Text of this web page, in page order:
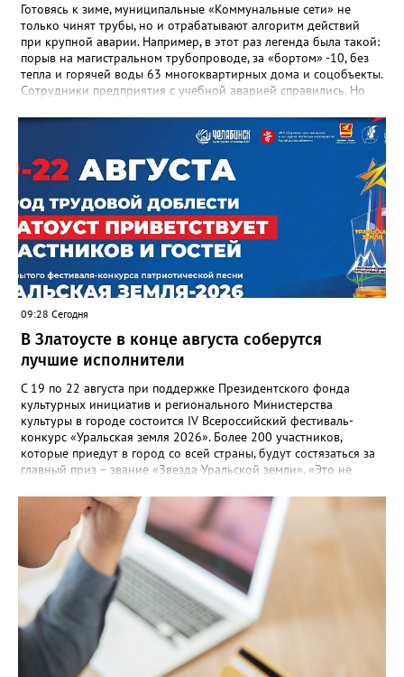
Готовясь к зиме, муниципальные «Коммунальные сети» не
только чинят трубы, но и отрабатывают алгоритм действий
при крупной аварии. Например, в этот раз легенда была такой:
порыв на магистральном трубопроводе, за «бортом» -10, без
тепла и горячей воды 63 многоквартирных дома и соцобъекты.
Сотрудники предприятия с учебной аварией справились. Но
отметили и недочёты. «Например, управляющие компании
несвоевременно приняли меры для предотвращения
“перемерзания” общей домовой тепловой сети
многоквартирного дома, отсутствовало взаимодействие с
ресурсоснабжающей организацией, ЕДДС и иными службами»,
— сообщила начальник Главного управления ГЖИ Ирина
Настенко. В следующий раз, рекомендовали в
Госжилинспекции, службы должны действовать слаженно. И
оперативно делиться информацией со всеми
заинтересованными – от поставщика тепла до конечных
потребителей.
09:28 Сегодня
В Златоусте в конце августа соберутся
лучшие исполнители
С 19 по 22 августа при поддержке Президентского фонда
культурных инициатив и регионального Министерства
культуры в городе состоится IV Всероссийский фестиваль-
конкурс «Уральская земля 2026». Более 200 участников,
которые приедут в город со всей страны, будут состязаться за
главный приз – звание «Звезда Уральской земли». «Это не
прослушивания участников, мастер-классы от ведущих
наставников, выступления победителей прошлых лет и
приглашённых артистов», - сообщает оргкомитет. Вход на все
фестивальные мероприятия будет свободным. В 2025 году в
фестивале участвовали 26 финалистов из городов
Челябинской, Свердловской, Курганской, Оренбургской
областей, Ханты-Мансийского автономного округа и
Республики Башкортостан. Приглашённой звездой стал
идейный вдохновитель, организатор фестиваля, эстрадный
певец, победитель главного патриотического конкурса страны
«Солдатский конверт», лауреат премии в области культуры и